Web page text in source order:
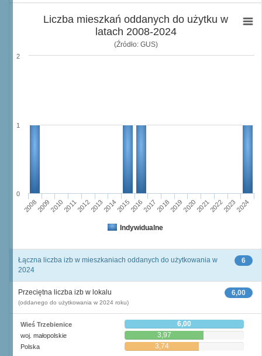
Liczba mieszkań oddanych do użytku w
latach 2008-2024
(Źródło: GUS)
Indywidualne
20082009201020112012201320142015201620172018201920202021202220232024
0
1
2
6
Łączna liczba izb w mieszkaniach oddanych do użytkowania w
2024
6,00
Przeciętna liczba izb w lokalu
(oddanego do użytkowania w 2024 roku)
Wieś Trzebienice 6,00
woj. małopolskie 3,97
Polska 3,74